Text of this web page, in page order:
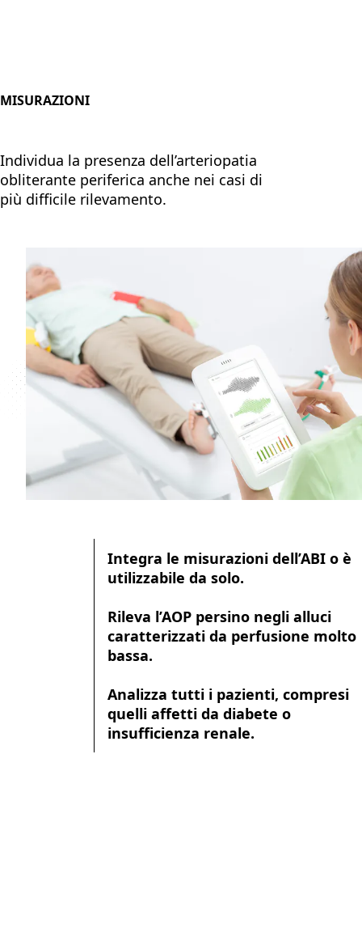
MISURAZIONI
Individua la presenza dell’arteriopatia
obliterante periferica anche nei casi di
più difficile rilevamento.
Integra le misurazioni dell’ABI o è
utilizzabile da solo.
Rileva l’AOP persino negli alluci
caratterizzati da perfusione molto
bassa.
Analizza tutti i pazienti, compresi
quelli affetti da diabete o
insufficienza renale.